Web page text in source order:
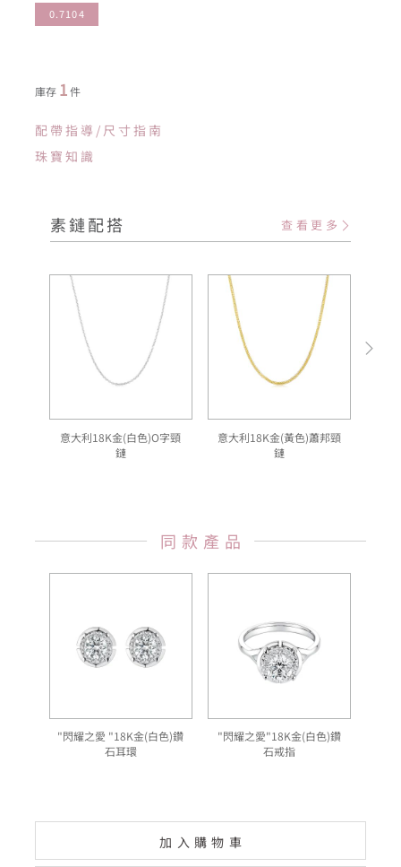
0.7104
庫存 1件
配帶指導/尺寸指南
珠寶知識
素鏈配搭 查看更多
意大利18K金(白色)O字頸
鏈
意大利18K金(黃色)蕭邦頸
鏈
同款產品
"閃耀之愛 "18K金(白色)鑽
石耳環
"閃耀之愛"18K金(白色)鑽
石戒指
加入購物車